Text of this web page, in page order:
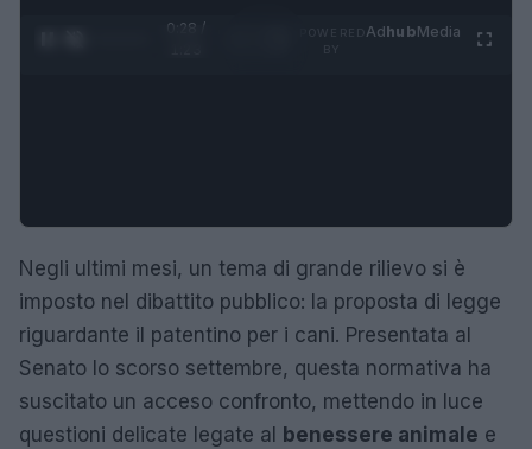
0:29 /
AdhubMedia
Negli ultimi mesi, un tema di grande rilievo si è
imposto nel dibattito pubblico: la proposta di legge
riguardante il patentino per i cani. Presentata al
Senato lo scorso settembre, questa normativa ha
suscitato un acceso confronto, mettendo in luce
questioni delicate legate al benessere animale e